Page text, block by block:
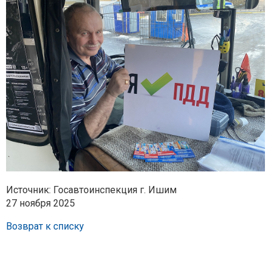
Источник: Госавтоинспекция г. Ишим
27 ноября 2025
Возврат к списку